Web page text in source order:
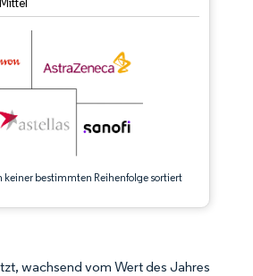
Mittel
bestimmten Reihenfolge sortiert
erfordert Namensnennung gemäß CC BY 4.0.
wachsend vom Wert des Jahres